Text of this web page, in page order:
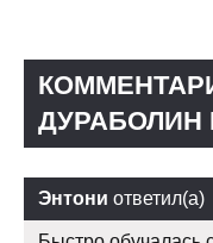
Энтони ответил(а)